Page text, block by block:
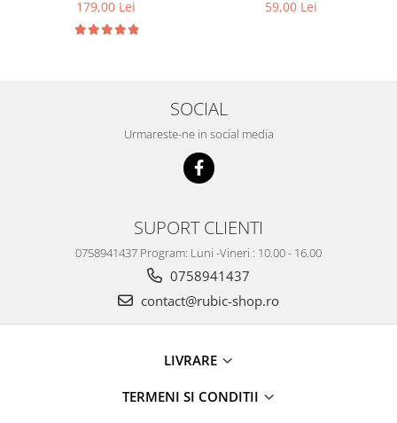
179,00 Lei 59,00 Lei
SOCIAL
Urmareste-ne in social media
SUPORT CLIENTI
0758941437 Program: Luni -Vineri : 10.00 - 16.00
0758941437
contact@rubic-shop.ro
LIVRARE
TERMENI SI CONDITII